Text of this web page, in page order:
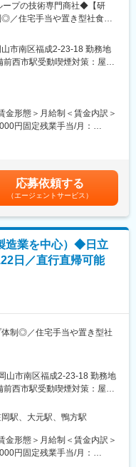
ウド監視、発電機、小水力
水する。市街地が浸水しな
況をクラウド監視する
する
ら業務を行い、当社の事業
解を深めていただきます
役割を習得していただきま
内容を把握するため、技術
いただきます（目安：約3ヶ
や経験に応じて設定された
ーザーに感謝される
でき、感謝される。
く
プの技術専門商社◆【研
／住宅手当や置き型社食等
今後成長していくための柱
に向けた取り組みを進めて
環境は大きく変化してお
ータ活用といったデジタル
目指しています。
につくり、育てていく」仲
するDX化の企画・提案
えたDX構想の立案および企
におけるシステム構築・設備
クトマネジメント業務
体制／スケジュール／予算
協力会社、社内関係部門）
ウの蓄積および社内展開
グループ＞
市南区福成2-23-18 勤務地
西市駅受動喫煙対策：屋内
業所（リモートワーク含
金形態＞月給制＜賃金内訳＞
円固定残業手当/月：
>基本給：269,000円～
円※管理監督者について
給：年1回（昨年6月実
3月／過去実績4.5～7.2ヶ月
り、選考を通じて上下する
手当を含めた表記です。
応募依頼する
（エージェントサービス）
造業を中心）◆日立
日／直行直帰可能
体制◎／住宅手当や置き型社
製品を中心に、主に製造業
をご担当いただきます。
関連商材などを取り扱い、
向けた提案活動を行ってい
えで、最適な製品・ソリュ
山市南区福成2-23-18 勤務地
西市駅受動喫煙対策：屋内
ス住所：岡山県浅口市里庄町
線／里庄駅受動喫煙対策：
駅、大元駅、鴨方駅
金形態＞月給制＜賃金内訳＞
円固定残業手当/月：